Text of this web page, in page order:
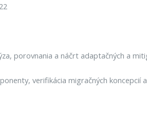
porovnania a náčrt adaptačných a
verifikácia migračných koncepcií